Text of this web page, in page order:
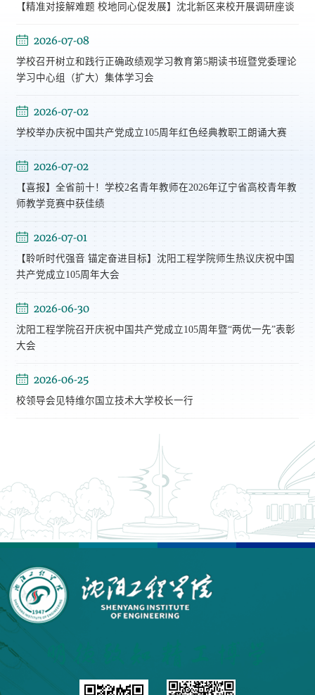
【精准对接解难题 校地同心促发展】沈北新区来校开展调研座谈
2026-07-08
学校召开树立和践行正确政绩观学习教育第5期读书班暨党委理论
学习中心组（扩大）集体学习会
2026-07-02
学校举办庆祝中国共产党成立105周年红色经典教职工朗诵大赛
2026-07-02
【喜报】全省前十！学校2名青年教师在2026年辽宁省高校青年教
师教学竞赛中获佳绩
2026-07-01
【聆听时代强音 锚定奋进目标】沈阳工程学院师生热议庆祝中国
共产党成立105周年大会
2026-06-30
沈阳工程学院召开庆祝中国共产党成立105周年暨“两优一先”表彰
大会
2026-06-25
校领导会见特维尔国立技术大学校长一行